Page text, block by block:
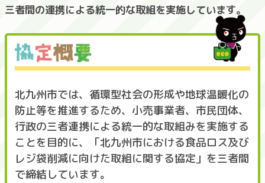
三者間の連携による統一的な取組を実施しています。
北九州市では、循環型社会の形成や地球温暖化の
防止等を推進するため、小売事業者、市民団体、
行政の三者連携による統一的な取組みを実施する
ことを目的に、「北九州市における食品ロス及び
レジ袋削減に向けた取組に関する協定」を三者間
で締結しています。